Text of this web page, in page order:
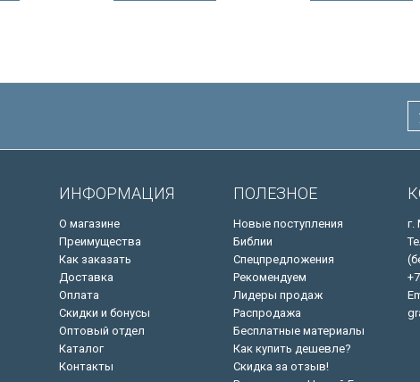
ИНФОРМАЦИЯ
О магазине
Преимущества
Как заказать
Доставка
Оплата
Скидки и бонусы
Оптовый отдел
Каталог
Контакты
ПОЛЕЗНОЕ
Новые поступления
Библии
Спецпредложения
Рекомендуем
Лидеры продаж
Распродажа
Бесплатные материалы
Как купить дешевле?
Скидка за отзыв!
г.